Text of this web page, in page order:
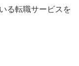
る転職サービスを